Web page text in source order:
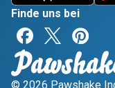
Finde uns bei
© 2026 Pawshake